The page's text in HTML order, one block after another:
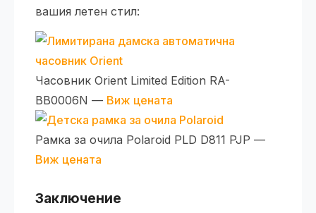
вашия летен стил:
Часовник Orient Limited Edition RA-
BB0006N — Виж цената
Рамка за очила Polaroid PLD D811 PJP —
Виж цената
Заключение